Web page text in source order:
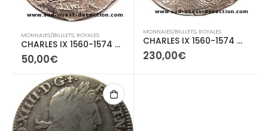
MONNAIES/BILLLETS, ROYALES
CHARLES IX 1560-1574 Teston, 2ème type
50,00€
MONNAIES/BILLLETS, ROYALES
CHARLES IX 1560-1574 Teston, 2ème type
230,00€